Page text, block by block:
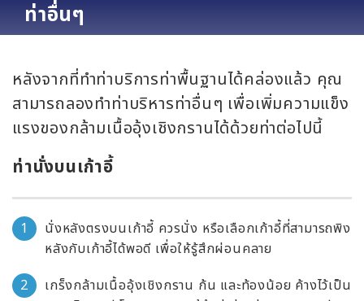
ท่าอื่นๆ
หลังจากที่ทำท่าบริการท่าพื้นฐานได้คล่องแล้ว คุณ
สามารถลองทำท่าบริหารท่าอื่นๆ เพื่อเพิ่มความแข็ง
แรงของกล้ามเนื้ออุ้งเชิงกรานได้ด้วยท่าต่อไปนี้
ท่านั่งบนเก้าอี้
นั่งหลังตรงบนเก้าอี้ ควรนั่ง หรือเลือกเก้าอี้ที่สามารถพิง
หลังกับเก้าอี้ได้พอดี เพื่อให้รู้สึกผ่อนคลาย
เกร็งกล้ามเนื้ออุ้งเชิงกราน ก้น และท้องน้อย ค้างไว้เป็น